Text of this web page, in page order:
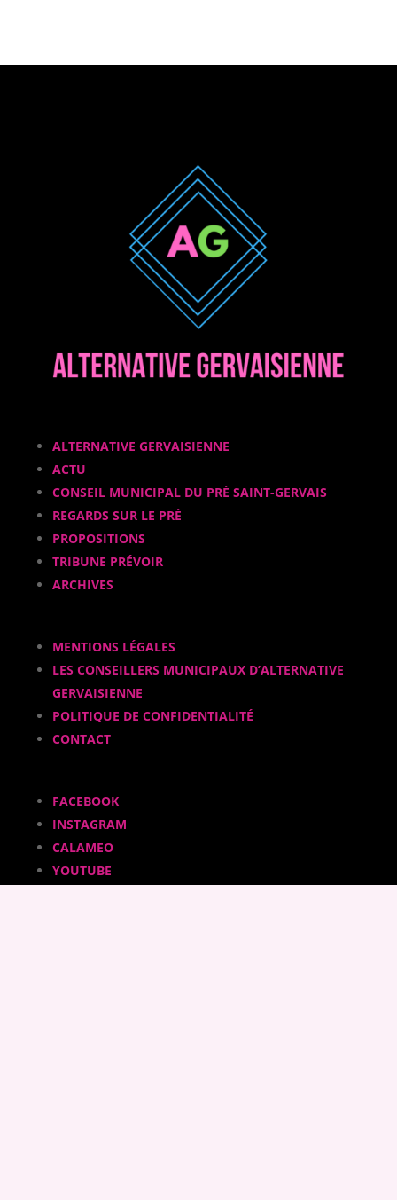
ALTERNATIVE GERVAISIENNE
ACTU
CONSEIL MUNICIPAL DU PRÉ SAINT-GERVAIS
REGARDS SUR LE PRÉ
PROPOSITIONS
TRIBUNE PRÉVOIR
ARCHIVES
MENTIONS LÉGALES
LES CONSEILLERS MUNICIPAUX D’ALTERNATIVE
GERVAISIENNE
POLITIQUE DE CONFIDENTIALITÉ
CONTACT
FACEBOOK
INSTAGRAM
CALAMEO
YOUTUBE